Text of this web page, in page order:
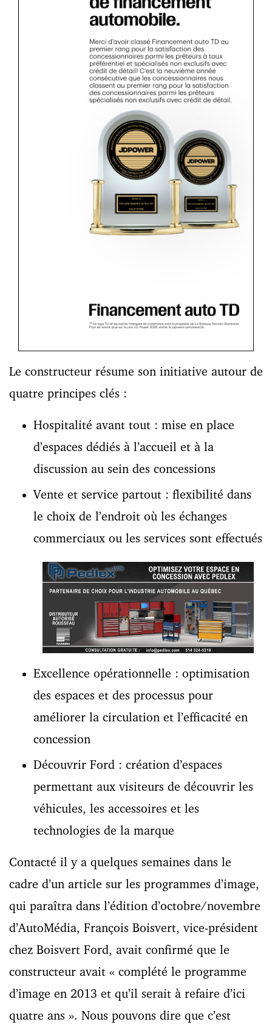
Le constructeur résume son initiative autour de
quatre principes clés :
Hospitalité avant tout : mise en place
d’espaces dédiés à l’accueil et à la
discussion au sein des concessions
Vente et service partout : flexibilité dans
le choix de l’endroit où les échanges
commerciaux ou les services sont effectués
Excellence opérationnelle : optimisation
des espaces et des processus pour
améliorer la circulation et l’efficacité en
concession
Découvrir Ford : création d’espaces
permettant aux visiteurs de découvrir les
véhicules, les accessoires et les
technologies de la marque
Contacté il y a quelques semaines dans le
cadre d’un article sur les programmes d’image,
qui paraîtra dans l’édition d’octobre/novembre
d’AutoMédia, François Boisvert, vice-président
chez Boisvert Ford, avait confirmé que le
constructeur avait « complété le programme
d’image en 2013 et qu’il serait à refaire d’ici
quatre ans ». Nous pouvons dire que c’est